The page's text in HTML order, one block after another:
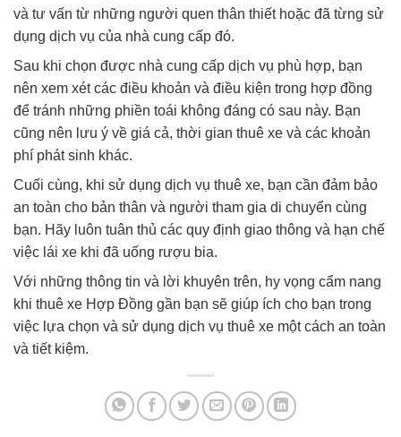
và tư vấn từ những người quen thân thiết hoặc đã từng sử
dụng dịch vụ của nhà cung cấp đó.
Sau khi chọn được nhà cung cấp dịch vụ phù hợp, bạn
nên xem xét các điều khoản và điều kiện trong hợp đồng
để tránh những phiền toái không đáng có sau này. Bạn
cũng nên lưu ý về giá cả, thời gian thuê xe và các khoản
phí phát sinh khác.
Cuối cùng, khi sử dụng dịch vụ thuê xe, bạn cần đảm bảo
an toàn cho bản thân và người tham gia di chuyển cùng
bạn. Hãy luôn tuân thủ các quy định giao thông và hạn chế
việc lái xe khi đã uống rượu bia.
Với những thông tin và lời khuyên trên, hy vọng cẩm nang
khi thuê xe Hợp Đồng gần bạn sẽ giúp ích cho bạn trong
việc lựa chọn và sử dụng dịch vụ thuê xe một cách an toàn
và tiết kiệm.